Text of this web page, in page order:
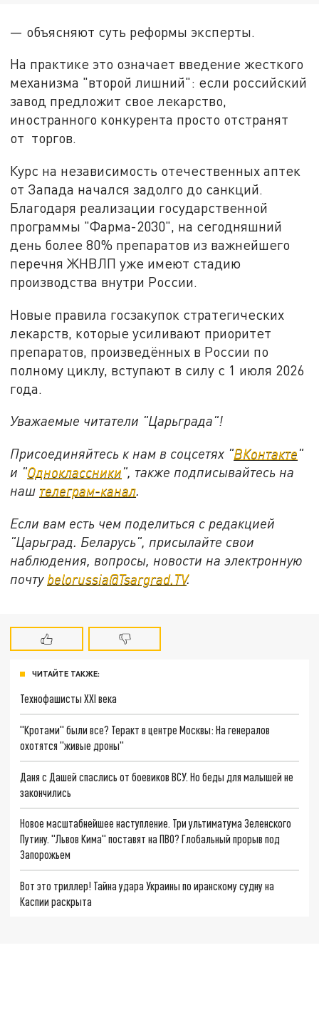
— объясняют суть реформы эксперты.
На практике это означает введение жесткого
механизма "второй лишний": если российский
завод предложит свое лекарство,
иностранного конкурента просто отстранят
от торгов.
Курс на независимость отечественных аптек
от Запада начался задолго до санкций.
Благодаря реализации государственной
программы "Фарма-2030", на сегодняшний
день более 80% препаратов из важнейшего
перечня ЖНВЛП уже имеют стадию
производства внутри России.
Новые правила госзакупок стратегических
лекарств, которые усиливают приоритет
препаратов, произведённых в России по
полному циклу, вступают в силу с 1 июля 2026
года.
Уважаемые читатели "Царьграда"!
Присоединяйтесь к нам в соцсетях "ВКонтакте"
и "Одноклассники", также подписывайтесь на
наш телеграм-канал.
Если вам есть чем поделиться с редакцией
"Царьград. Беларусь", присылайте свои
наблюдения, вопросы, новости на электронную
почту belorussia@Tsargrad.TV.
ЧИТАЙТЕ ТАКЖЕ:
Технофашисты XXI века
"Кротами" были все? Теракт в центре Москвы: На генералов
охотятся "живые дроны"
Даня с Дашей спаслись от боевиков ВСУ. Но беды для малышей не
закончились
Новое масштабнейшее наступление. Три ультиматума Зеленского
Путину. "Львов Кима" поставят на ПВО? Глобальный прорыв под
Запорожьем
Вот это триллер! Тайна удара Украины по иранскому судну на
Каспии раскрыта